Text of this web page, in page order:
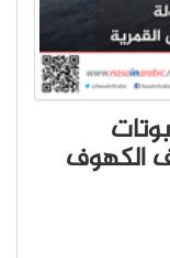
الكهوف